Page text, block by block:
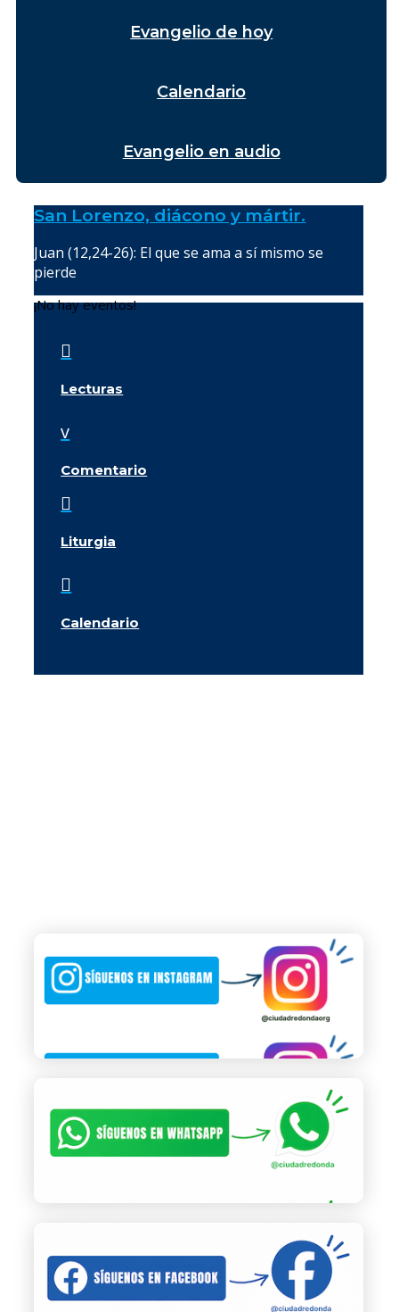
Evangelio de hoy
Calendario
Evangelio en audio
San Lorenzo, diácono y mártir.
Juan (12,24-26): El que se ama a sí mismo se
pierde
¡No hay eventos!

Lecturas
v
Comentario

Liturgia

Calendario